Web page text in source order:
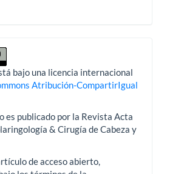
bajo una licencia internacional
Atribución-CompartirIgual
es publicado por la Revista Acta
& Cirugía de Cabeza y
de acceso abierto,